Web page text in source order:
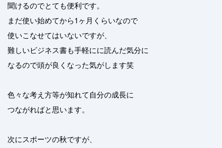
聞けるのでとても便利です。
まだ使い始めてから1ヶ月くらいなので
使いこなせてはいないですが、
難しいビジネス書も手軽にに読んだ気分に
なるので頭が良くなった気がします笑
色々な考え方等が知れて自分の成長に
つながればと思います。
次にスポーツの秋ですが、